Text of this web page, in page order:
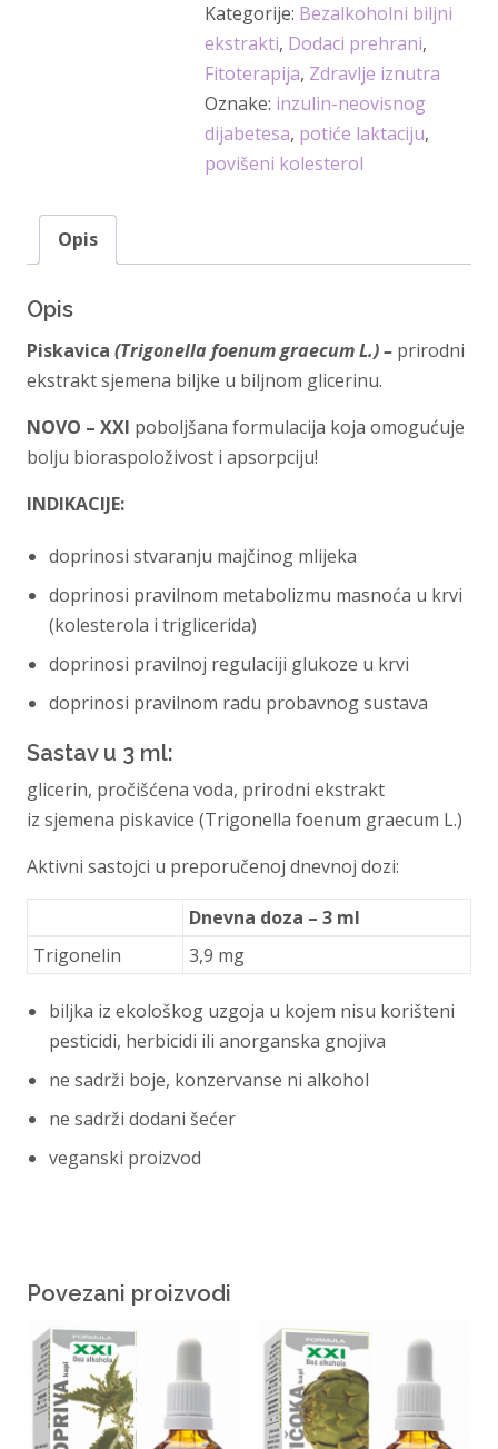
ekstrakt
50
mL
-
Soria
Natural
Kategorije: Bezalkoholni biljni
ekstrakti, Dodaci prehrani,
Fitoterapija, Zdravlje iznutra
Oznake: inzulin-neovisnog
dijabetesa, potiće laktaciju,
povišeni kolesterol
Opis
Opis
Piskavica (Trigonella foenum graecum L.) – prirodni
ekstrakt sjemena biljke u biljnom glicerinu.
NOVO – XXI poboljšana formulacija koja omogućuje
bolju bioraspoloživost i apsorpciju!
INDIKACIJE:
doprinosi stvaranju majčinog mlijeka
doprinosi pravilnom metabolizmu masnoća u krvi
(kolesterola i triglicerida)
doprinosi pravilnoj regulaciji glukoze u krvi
doprinosi pravilnom radu probavnog sustava
Sastav u 3 ml:
glicerin, pročišćena voda, prirodni ekstrakt
iz sjemena piskavice (Trigonella foenum graecum L.)
Aktivni sastojci u preporučenoj dnevnoj dozi:
Dnevna doza – 3 ml
Trigonelin
3,9 mg
biljka iz ekološkog uzgoja u kojem nisu korišteni
pesticidi, herbicidi ili anorganska gnojiva
ne sadrži boje, konzervanse ni alkohol
ne sadrži dodani šećer
veganski proizvod
Povezani proizvodi